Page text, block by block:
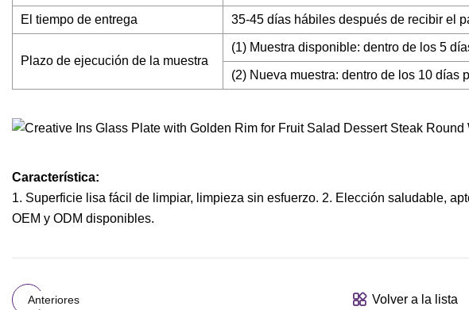
El tiempo de entrega 35-45 días hábiles después de recibir el
Plazo de ejecución de la muestra
(1) Muestra disponible: dentro de los 5
(2) Nueva muestra: dentro de los 10 días
Característica:
1. Superficie lisa fácil de limpiar, limpieza sin esfuerzo. 2. Elección saludable,
OEM y ODM disponibles.
Anteriores Volver a la lista